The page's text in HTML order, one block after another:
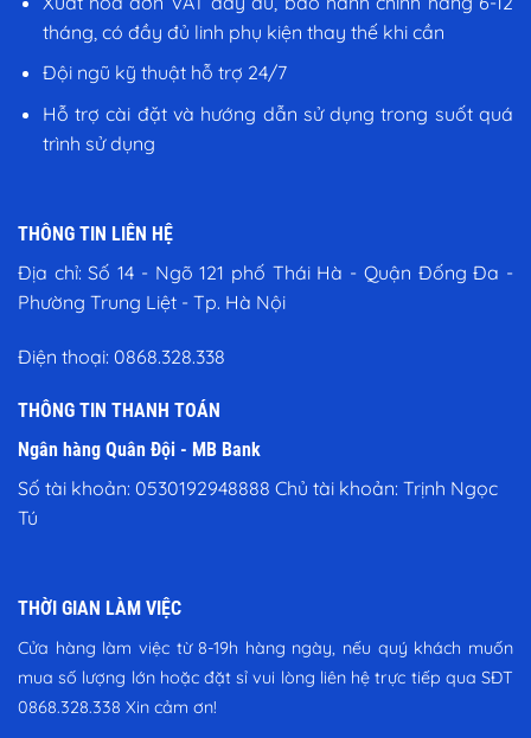
tháng, có đầy đủ linh phụ kiện thay thế khi cần
Đội ngũ kỹ thuật hỗ trợ 24/7
Hỗ trợ cài đặt và hướng dẫn sử dụng trong suốt quá
trình sử dụng
THÔNG TIN LIÊN HỆ
Địa chỉ: Số 14 - Ngõ 121 phố Thái Hà - Quận Đống Đa -
Phường Trung Liệt - Tp. Hà Nội
Điện thoại: 0868.328.338
THÔNG TIN THANH TOÁN
Ngân hàng Quân Đội - MB Bank
Số tài khoản: 0530192948888 Chủ tài khoản: Trịnh Ngọc
Tú
THỜI GIAN LÀM VIỆC
Cửa hàng làm việc từ 8-19h hàng ngày, nếu quý khách muốn
mua số lượng lớn hoặc đặt sỉ vui lòng liên hệ trực tiếp qua SĐT
0868.328.338 Xin cảm ơn!